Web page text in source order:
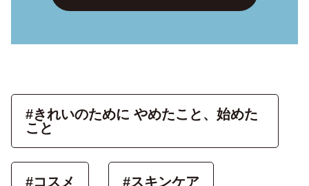
#きれいのために やめたこと、始めた
こと
#コスメ #スキンケア